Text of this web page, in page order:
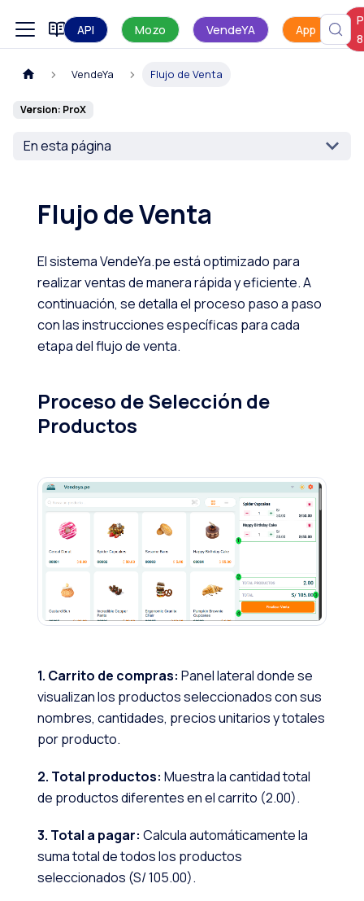
Manual de uso
API Mozo VendeYA App
8
VendeYa Flujo de Venta
Version: ProX
En esta página
Flujo de Venta
El sistema VendeYa.pe está optimizado para
realizar ventas de manera rápida y eficiente. A
continuación, se detalla el proceso paso a paso
con las instrucciones específicas para cada
etapa del flujo de venta.
Proceso de Selección de
Productos
1. Carrito de compras: Panel lateral donde se
visualizan los productos seleccionados con sus
nombres, cantidades, precios unitarios y totales
por producto.
2. Total productos: Muestra la cantidad total
de productos diferentes en el carrito (2.00).
3. Total a pagar: Calcula automáticamente la
suma total de todos los productos
seleccionados (S/ 105.00).